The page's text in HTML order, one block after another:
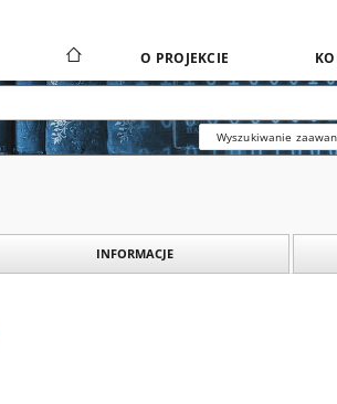
O PROJEKCIE
Wyszukiwanie
INFORMACJE